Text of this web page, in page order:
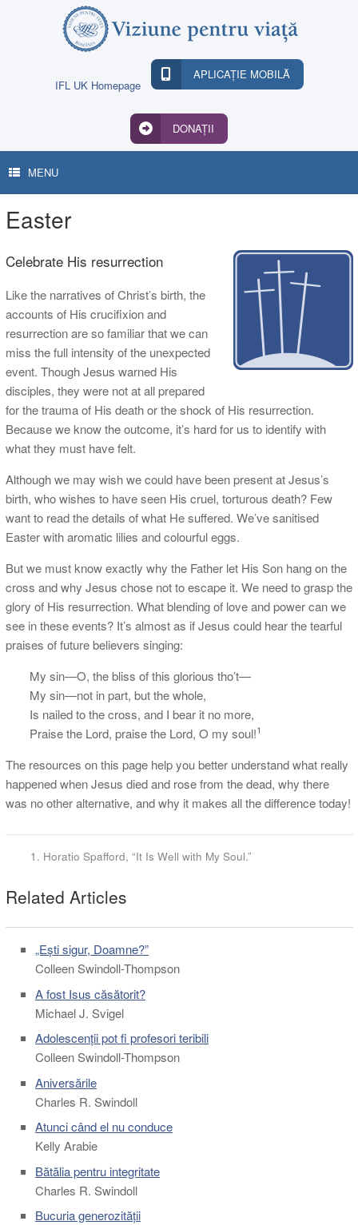
IFL UK Homepage
APLICAȚIE MOBILĂ
DONAȚII
MENU
Easter
Celebrate His resurrection
Like the narratives of Christ’s birth, the
accounts of His crucifixion and
resurrection are so familiar that we can
miss the full intensity of the unexpected
event. Though Jesus warned His
disciples, they were not at all prepared
for the trauma of His death or the shock of His resurrection.
Because we know the outcome, it’s hard for us to identify with
what they must have felt.
Although we may wish we could have been present at Jesus’s
birth, who wishes to have seen His cruel, torturous death? Few
want to read the details of what He suffered. We’ve sanitised
Easter with aromatic lilies and colourful eggs.
But we must know exactly why the Father let His Son hang on the
cross and why Jesus chose not to escape it. We need to grasp the
glory of His resurrection. What blending of love and power can we
see in these events? It’s almost as if Jesus could hear the tearful
praises of future believers singing:
My sin—O, the bliss of this glorious tho’t—
My sin—not in part, but the whole,
Is nailed to the cross, and I bear it no more,
Praise the Lord, praise the Lord, O my soul!1
The resources on this page help you better understand what really
happened when Jesus died and rose from the dead, why there
was no other alternative, and why it makes all the difference today!
Horatio Spafford, “It Is Well with My Soul.”
Related Articles
„Ești sigur, Doamne?”
Colleen Swindoll-Thompson
A fost Isus căsătorit?
Michael J. Svigel
Adolescenții pot fi profesori teribili
Colleen Swindoll-Thompson
Aniversările
Charles R. Swindoll
Atunci când el nu conduce
Kelly Arabie
Bătălia pentru integritate
Charles R. Swindoll
Bucuria generozității